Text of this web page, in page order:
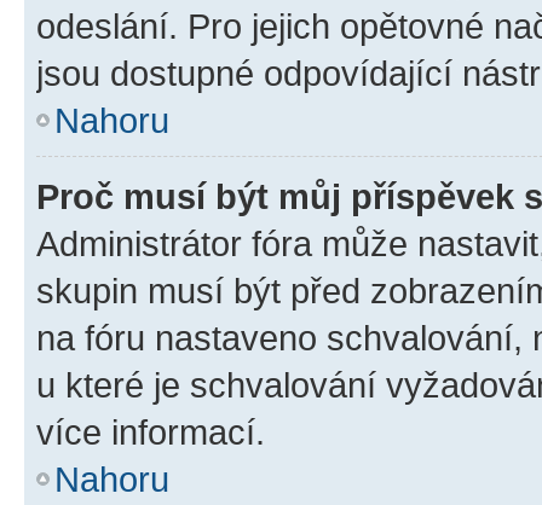
odeslání. Pro jejich opětovné
jsou dostupné odpovídající
Nahoru
Proč musí být můj příspěvek
Administrátor fóra může
skupin musí být před
na fóru nastaveno schvalování,
u které je schvalování
více informací.
Nahoru